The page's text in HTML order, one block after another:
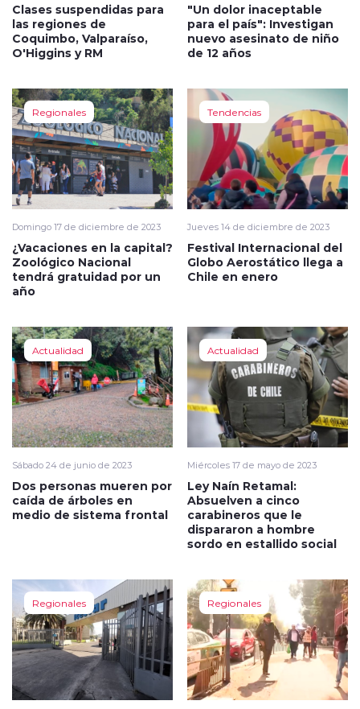
Clases suspendidas para
las regiones de
Coquimbo, Valparaíso,
O'Higgins y RM
"Un dolor inaceptable
para el país": Investigan
nuevo asesinato de niño
de 12 años
Regionales
Domingo 17 de diciembre de 2023
¿Vacaciones en la capital?
Zoológico Nacional
tendrá gratuidad por un
año
Tendencias
Jueves 14 de diciembre de 2023
Festival Internacional del
Globo Aerostático llega a
Chile en enero
Actualidad
Sábado 24 de junio de 2023
Dos personas mueren por
caída de árboles en
medio de sistema frontal
Actualidad
Miércoles 17 de mayo de 2023
Ley Naín Retamal:
Absuelven a cinco
carabineros que le
dispararon a hombre
sordo en estallido social
Regionales Regionales